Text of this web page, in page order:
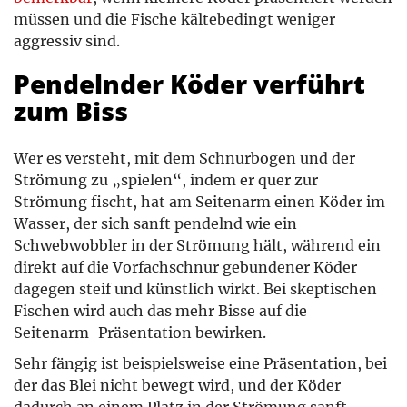
müssen und die Fische kältebedingt weniger
aggressiv sind.
Pendelnder Köder verführt
zum Biss
Wer es versteht, mit dem Schnurbogen und der
Strömung zu „spielen“, indem er quer zur
Strömung fischt, hat am Seitenarm einen Köder im
Wasser, der sich sanft pendelnd wie ein
Schwebwobbler in der Strömung hält, während ein
direkt auf die Vorfachschnur gebundener Köder
dagegen steif und künstlich wirkt. Bei skeptischen
Fischen wird auch das mehr Bisse auf die
Seitenarm-Präsentation bewirken.
Sehr fängig ist beispielsweise eine Präsentation, bei
der das Blei nicht bewegt wird, und der Köder